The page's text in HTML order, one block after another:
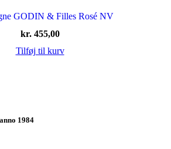
GODIN & Filles Rosé NV
kr.455,00
Tilføj til kurv
1984